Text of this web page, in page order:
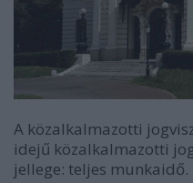
A közalkalmazotti
idejű közalkalmazotti
jellege: teljes munkaidő.